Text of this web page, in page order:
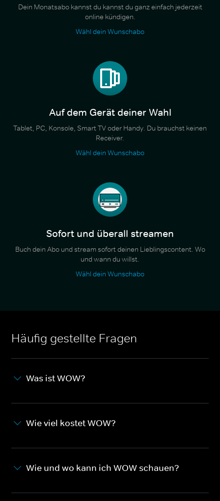
Dein Monatsabo kannst du kannst du ganz einfach jederzeit
online kündigen.
Wähl dein Wunschabo
Auf dem Gerät deiner Wahl
Tablet, PC, Konsole, Smart TV oder Handy. Du brauchst keinen
Receiver.
Wähl dein Wunschabo
Sofort und überall streamen
Buch dein Abo und stream sofort deinen Lieblingscontent. Wo
und wann du willst.
Wähl dein Wunschabo
Häufig gestellte Fragen
Was ist WOW?
Wie viel kostet WOW?
Wie und wo kann ich WOW schauen?